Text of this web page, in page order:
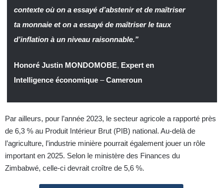
contexte où on a essayé d’abstenir et de maîtriser
ta monnaie et on a essayé de maîtriser le taux
d’inflation à un niveau raisonnable.”
Honoré Justin MONDOMOBE, Expert en
Intelligence économique–Cameroun
Par ailleurs, pour l’année 2023, le secteur agricole a rapporté près
de 6,3 % au Produit Intérieur Brut (PIB) national. Au-delà de
l’agriculture, l’industrie minière pourrait également jouer un rôle
important en 2025. Selon le ministère des Finances du
Zimbabwé, celle-ci devrait croître de 5,6 %.